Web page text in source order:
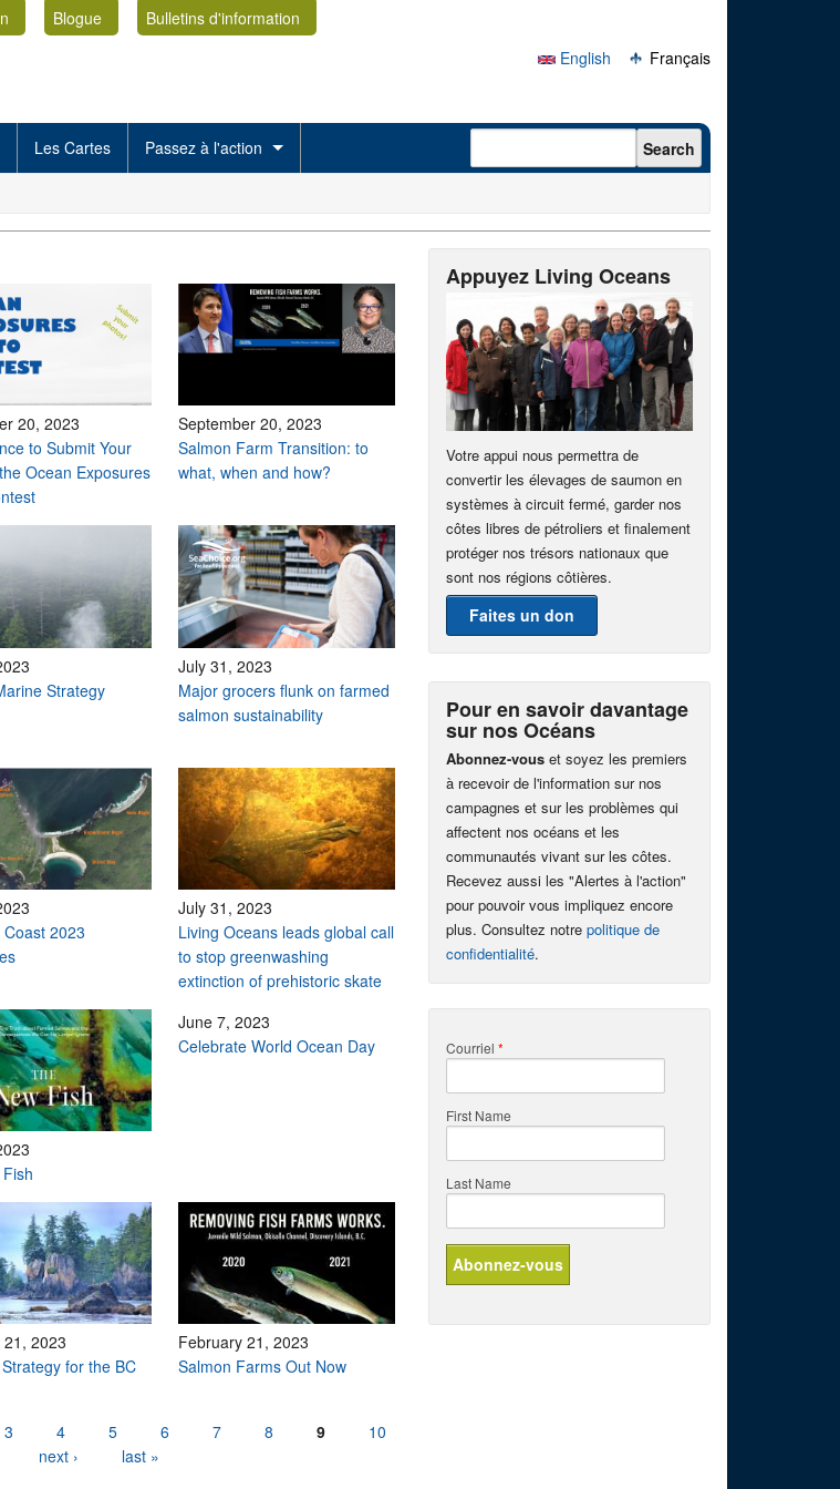
Blogue
Bulletins d'information
English
Français
Les Cartes Passez à l'action Search form Search
20, 2023
to Submit Your
Ocean Exposures
September 20, 2023
Salmon Farm Transition: to
what, when and how?
Strategy
July 31, 2023
Major grocers flunk on farmed
salmon sustainability
2023
July 31, 2023
Living Oceans leads global call
to stop greenwashing
extinction of prehistoric skate
June 7, 2023
Celebrate World Ocean Day
2023
for the BC
February 21, 2023
Salmon Farms Out Now
3 4 5 6 7 8 9
10
next › last »
Appuyez Living Oceans
Votre appui nous permettra de
convertir les élevages de saumon en
systèmes à circuit fermé, garder nos
côtes libres de pétroliers et finalement
protéger nos trésors nationaux que
sont nos régions côtières.
Faites un don
Pour en savoir davantage
sur nos Océans
Abonnez-vous et soyez les premiers
à recevoir de l'information sur nos
campagnes et sur les problèmes qui
affectent nos océans et les
communautés vivant sur les côtes.
Recevez aussi les "Alertes à l'action"
pour pouvoir vous impliquez encore
plus. Consultez notre politique de
confidentialité.
Courriel *
First Name
Last Name